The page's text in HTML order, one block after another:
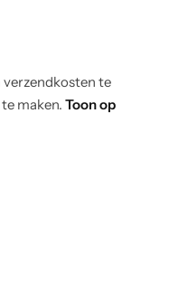
te
maken. Toon op